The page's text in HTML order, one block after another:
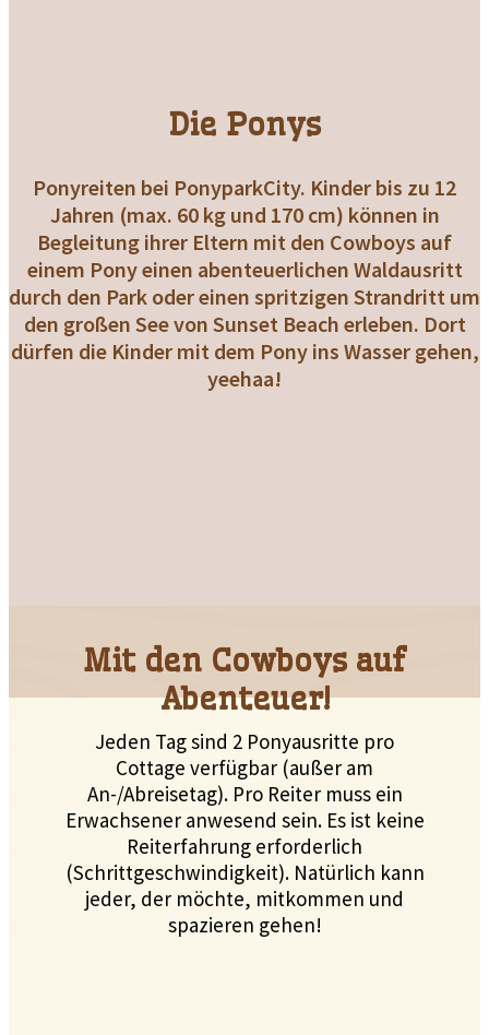
Die Ponys
Ponyreiten bei PonyparkCity. Kinder bis zu 12
Jahren (max. 60 kg und 170 cm) können in
Begleitung ihrer Eltern mit den Cowboys auf
einem Pony einen abenteuerlichen Waldausritt
durch den Park oder einen spritzigen Strandritt um
den großen See von Sunset Beach erleben. Dort
dürfen die Kinder mit dem Pony ins Wasser gehen,
yeehaa!
Mit den Cowboys auf
Abenteuer!
Jeden Tag sind 2 Ponyausritte pro
Cottage verfügbar (außer am
An-/Abreisetag). Pro Reiter muss ein
Erwachsener anwesend sein. Es ist keine
Reiterfahrung erforderlich
(Schrittgeschwindigkeit). Natürlich kann
jeder, der möchte, mitkommen und
spazieren gehen!